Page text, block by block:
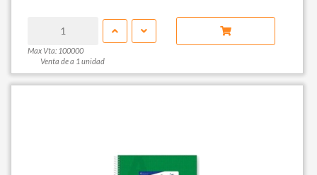
Max Vta: 100000
Venta de a 1 unidad